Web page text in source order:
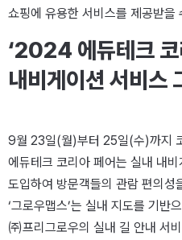
쇼핑에 유용한 서비스를 제공받
‘2024 에듀테크 코
내비게이션 서비스
9월 23일(월)부터 25일(수)까지
에듀테크 코리아 페어는 실내 내비
도입하여 방문객들의 관람 편의성
‘그로우맵스’는 실내 지도를 기반
㈜프리그로우의 실내 길 안내 서